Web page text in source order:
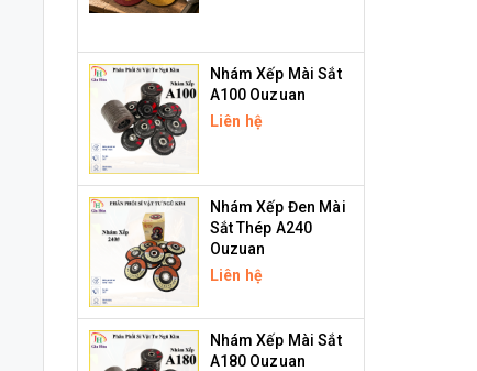
Nhám Xếp Mài Sắt
A100 Ouzuan
Liên hệ
Nhám Xếp Đen Mài
Sắt Thép A240
Ouzuan
Liên hệ
Nhám Xếp Mài Sắt
A180 Ouzuan